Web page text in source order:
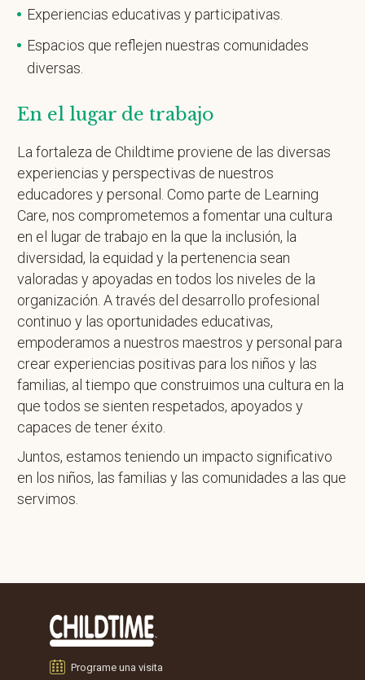
Experiencias educativas y participativas.
Espacios que reflejen nuestras comunidades
diversas.
En el lugar de trabajo
La fortaleza de Childtime proviene de las diversas
experiencias y perspectivas de nuestros
educadores y personal. Como parte de Learning
Care, nos comprometemos a fomentar una cultura
en el lugar de trabajo en la que la inclusión, la
diversidad, la equidad y la pertenencia sean
valoradas y apoyadas en todos los niveles de la
organización. A través del desarrollo profesional
continuo y las oportunidades educativas,
empoderamos a nuestros maestros y personal para
crear experiencias positivas para los niños y las
familias, al tiempo que construimos una cultura en la
que todos se sienten respetados, apoyados y
capaces de tener éxito.
Juntos, estamos teniendo un impacto significativo
en los niños, las familias y las comunidades a las que
servimos.
Programe una visita